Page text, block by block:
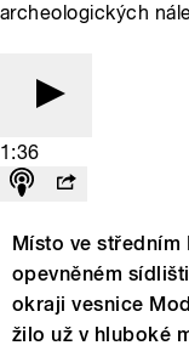
archeologických
1:36
Místo ve středním
opevněném
okraji vesnice
žilo už v hluboké